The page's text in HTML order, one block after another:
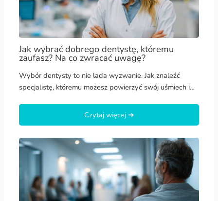
Jak wybrać dobrego dentystę, któremu
zaufasz? Na co zwracać uwagę?
Wybór dentysty to nie lada wyzwanie. Jak znaleźć
specjalistę, któremu możesz powierzyć swój uśmiech i…
Czytaj więcej ➜